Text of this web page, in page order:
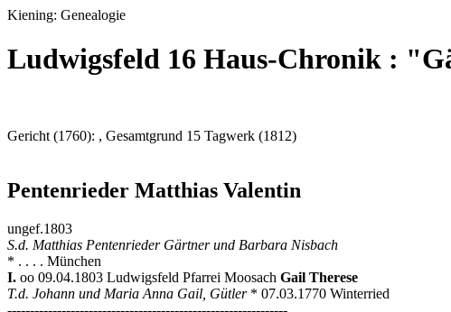
Kiening: Genealogie
Ludwigsfeld 16 Haus-Chronik :
Gericht (1760): , Gesamtgrund 15 Tagwerk (1812)
Pentenrieder Matthias Valentin
ungef.1803
S.d. Matthias Pentenrieder Gärtner und Barbara Nisbach
* . . . . München
I. oo 09.04.1803 Ludwigsfeld Pfarrei Moosach Gail Therese
T.d. Johann und Maria Anna Gail, Gütler * 07.03.1770 Winterried